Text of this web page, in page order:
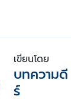
เขียนโดย
บทความ
ร์